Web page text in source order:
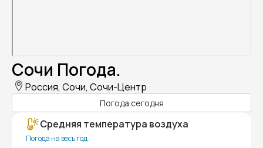
Сочи Погода.
Россия, Сочи, Сочи-Центр
Погода сегодня
Средняя температура воздуха
Погода на весь год